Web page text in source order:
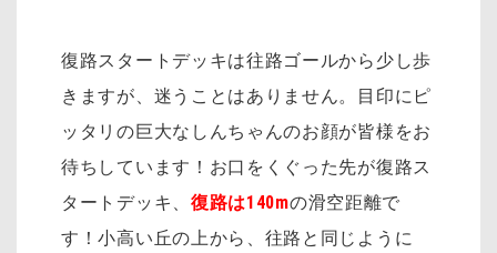
復路スタートデッキは往路ゴールから少し歩
きますが、迷うことはありません。目印にピ
ッタリの巨大なしんちゃんのお顔が皆様をお
待ちしています！お口をくぐった先が復路ス
タートデッキ、 復路は140mの滑空距離で
す！小高い丘の上から、往路と同じように